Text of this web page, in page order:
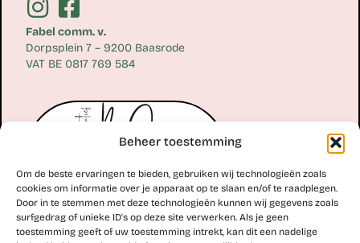
Beheer toestemming
Om de beste ervaringen te bieden, gebruiken wij technologieën zoals
cookies om informatie over je apparaat op te slaan en/of te raadplegen.
Door in te stemmen met deze technologieën kunnen wij gegevens zoals
surfgedrag of unieke ID's op deze site verwerken. Als je geen
toestemming geeft of uw toestemming intrekt, kan dit een nadelige
Fabel comm. v.
Dorpsplein 7 – 9200 Baasrode
VAT BE 0817 769 584